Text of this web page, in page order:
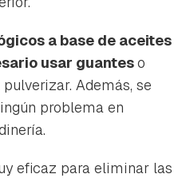
a base de aceites
usar guanteso
Además, se
problema en
eficaz para eliminar las